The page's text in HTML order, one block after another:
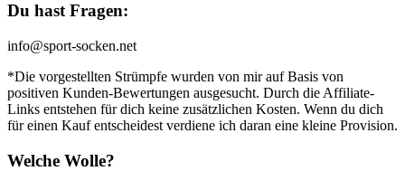
Du hast Fragen:
info@sport-socken.net
*Die vorgestellten Strümpfe wurden von mir auf Basis von
positiven Kunden-Bewertungen ausgesucht. Durch die Affiliate-
Links entstehen für dich keine zusätzlichen Kosten. Wenn du dich
für einen Kauf entscheidest verdiene ich daran eine kleine Provision.
Welche Wolle?